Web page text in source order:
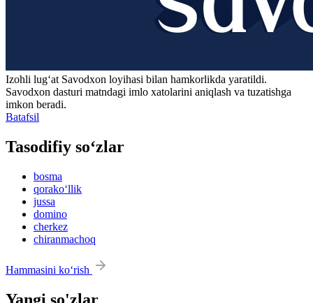
Izohli lugʻat Savodxon loyihasi bilan hamkorlikda yaratildi.
Savodxon dasturi matndagi imlo xatolarini aniqlash va tuzatishga
imkon beradi.
Batafsil
Tasodifiy so‘zlar
bosma
qorako‘llik
jussa
domino
cherkez
chiranmachoq
Hammasini ko‘rish